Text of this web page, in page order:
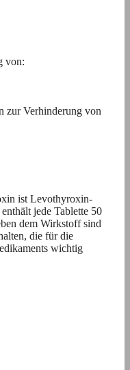
von:
zur Verhinderung von
ist Levothyroxin-
jede Tablette 50
dem Wirkstoff sind
die für die
wichtig